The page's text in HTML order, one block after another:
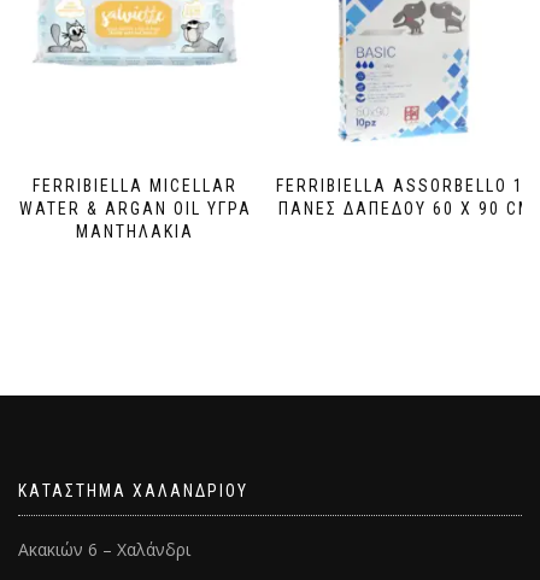
FERRIBIELLA MICELLAR
WATER & ARGAN OIL ΥΓΡΑ
ΜΑΝΤΗΛΑΚΙΑ
FERRIBIELLA ASSORBELLO 10
ΠΑΝΕΣ ΔΑΠΕΔΟΥ 60 X 90 CM
ΚΑΤΑΣΤΗΜΑ ΧΑΛΑΝΔΡΙΟΥ
Ακακιών 6 – Χαλάνδρι